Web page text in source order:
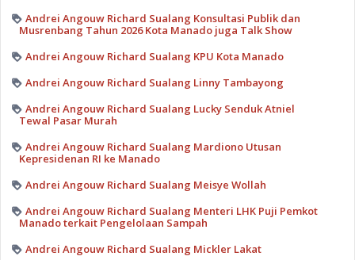
Andrei Angouw Richard Sualang Konsultasi Publik dan
Musrenbang Tahun 2026 Kota Manado juga Talk Show
Andrei Angouw Richard Sualang KPU Kota Manado
Andrei Angouw Richard Sualang Linny Tambayong
Andrei Angouw Richard Sualang Lucky Senduk Atniel
Tewal Pasar Murah
Andrei Angouw Richard Sualang Mardiono Utusan
Kepresidenan RI ke Manado
Andrei Angouw Richard Sualang Meisye Wollah
Andrei Angouw Richard Sualang Menteri LHK Puji Pemkot
Manado terkait Pengelolaan Sampah
Andrei Angouw Richard Sualang Mickler Lakat